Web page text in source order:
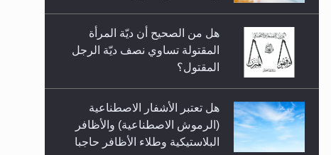
هل من الصحيح أن ديّة المرأة
المقتولة تساوي نصف ديّة الرجل
المقتول؟
هل تعتبر الأشفار الاصطناعية
(الرموش الاصطناعية) والأظافر
البلاستيكية وطلاء الأظافر حاجبا